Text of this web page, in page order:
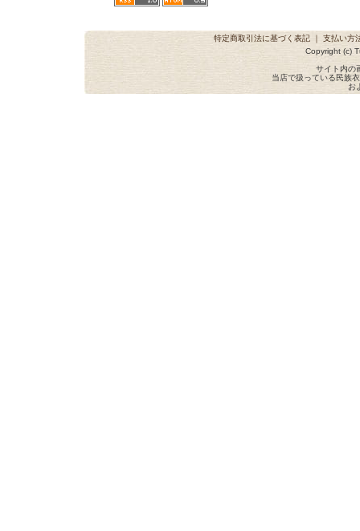
特定商取引法に基づく表記 ｜ 支払い方
Copyright (c)
サイト内の
当店で扱っている民族
お